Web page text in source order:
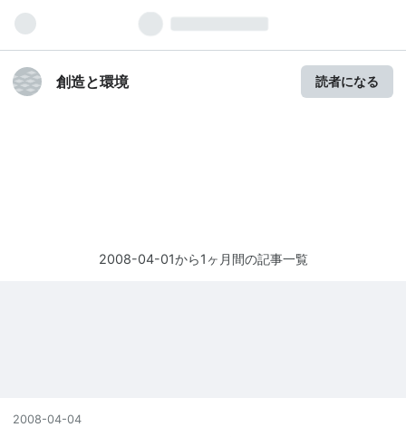
創造と環境 読者になる
2008-04-01から1ヶ月間の記事一覧
2008-04-04